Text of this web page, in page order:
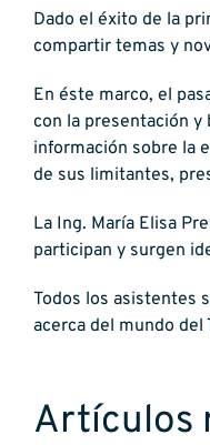
Dado el éxito de la
compartir temas y
En éste marco, el
con la presentación y
información sobre la
de sus limitantes,
La Ing. María Elisa
participan y surgen
Todos los asistentes
acerca del mundo del
Artículos